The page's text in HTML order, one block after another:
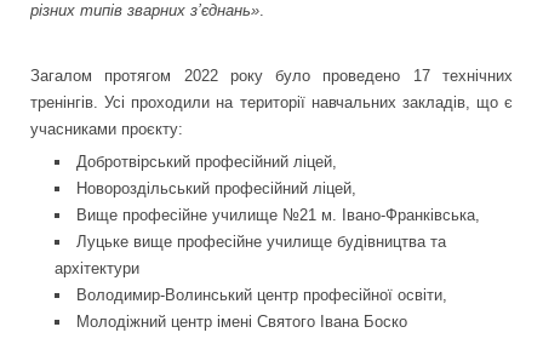
різних типів зварних з’єднань».
Загалом протягом 2022 року було проведено 17 технічних
тренінгів. Усі проходили на території навчальних закладів, що є
учасниками проєкту:
Добротвірський професійний ліцей,
Новороздільський професійний ліцей,
Вище професійне училище №21 м. Івано-Франківська,
Луцьке вище професійне училище будівництва та
архітектури
Володимир-Волинський центр професійної освіти,
Молодіжний центр імені Святого Івана Боско